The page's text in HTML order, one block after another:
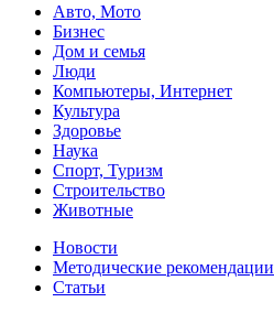
Авто, Мото
Бизнес
Дом и семья
Люди
Компьютеры, Интернет
Культура
Здоровье
Наука
Спорт, Туризм
Строительство
Животные
Новости
Методические рекомендации
Статьи